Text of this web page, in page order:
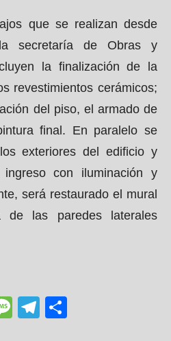
que se realizan desde
secretaría de Obras y
la finalización de la
revestimientos cerámicos;
del piso, el armado de
final. En paralelo se
exteriores del edificio y
con iluminación y
será restaurado el mural
las paredes laterales
Message
Telegram